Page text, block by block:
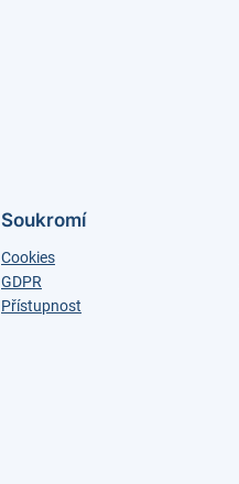
Soukromí
Cookies
GDPR
Přístupnost